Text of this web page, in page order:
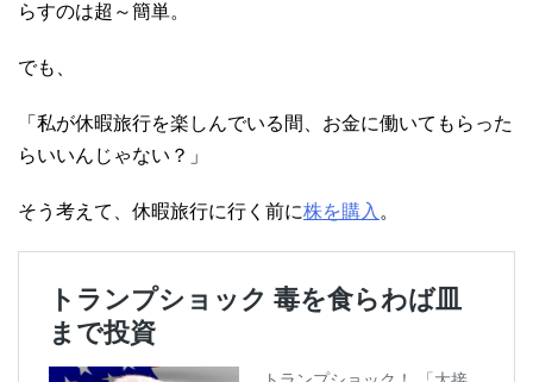
らすのは超～簡単。
でも、
「私が休暇旅行を楽しんでいる間、お金に働いてもらった
らいいんじゃない？」
そう考えて、休暇旅行に行く前に株を購入 。